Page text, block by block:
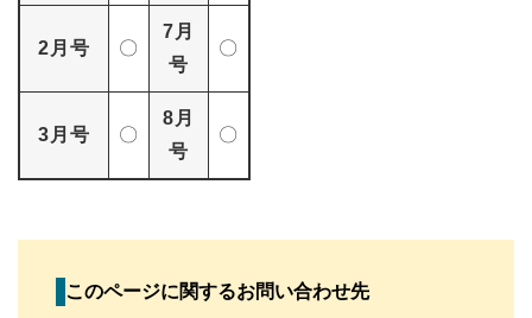
2月号 〇
7月
号
〇
3月号 〇
8月
号
〇
このページに関するお問い合わせ先